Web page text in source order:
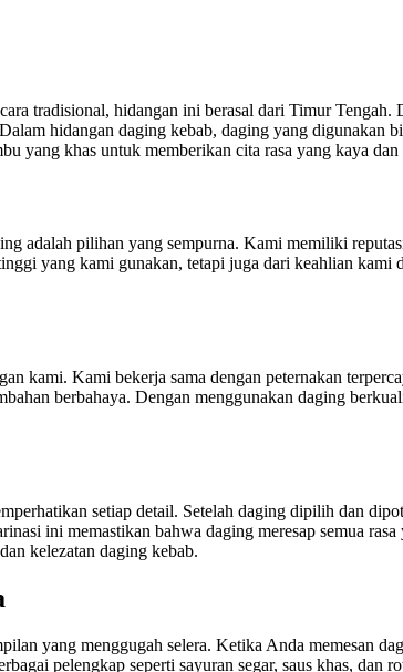
tradisional, hidangan ini berasal dari Timur
hidangan daging kebab, daging yang digunakan
yang khas untuk memberikan cita rasa yang kaya dan
adalah pilihan yang sempurna. Kami memiliki
yang kami gunakan, tetapi juga dari keahlian
kami. Kami bekerja sama dengan peternakan
berbahaya. Dengan menggunakan daging
setiap detail. Setelah daging dipilih dan
ini memastikan bahwa daging meresap semua
kelezatan daging kebab.
yang menggugah selera. Ketika Anda memesan
pelengkap seperti sayuran segar, saus khas, dan